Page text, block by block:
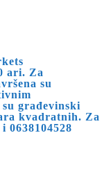
ari. Za
su
građevinski
kvadratnih. Za
0638104528